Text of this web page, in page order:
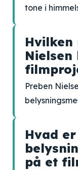
tone i
Hvilken
Nielsen
Preben
Hvad
på et